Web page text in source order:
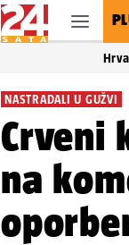
NASTRADALI U GUŽVI
Crveni
na